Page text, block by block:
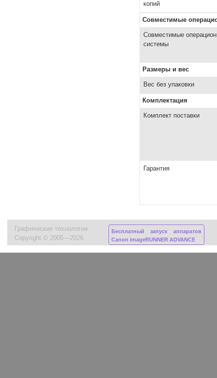
копий
Совместимые
Совместимые
системы
Размеры и вес
Вес без упаковки
Комплектация
Комплект поставки
Гарантия
Графические технологии
Copyright © 2005—2026
Бесплатный запуск аппаратов
Canon imageRUNNER ADVANCE